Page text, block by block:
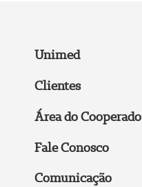
Unimed
Clientes
Área do Cooperado
Fale Conosco
Comunicação